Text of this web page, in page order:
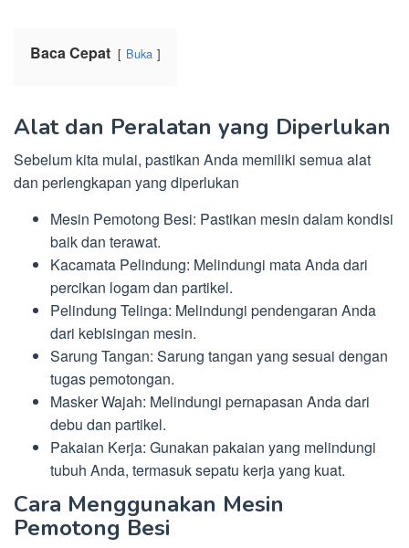
Baca Cepat Buka
Alat dan Peralatan yang Diperlukan
Sebelum kita mulai, pastikan Anda memiliki semua alat
dan perlengkapan yang diperlukan
Mesin Pemotong Besi: Pastikan mesin dalam kondisi
baik dan terawat.
Kacamata Pelindung: Melindungi mata Anda dari
percikan logam dan partikel.
Pelindung Telinga: Melindungi pendengaran Anda
dari kebisingan mesin.
Sarung Tangan: Sarung tangan yang sesuai dengan
tugas pemotongan.
Masker Wajah: Melindungi pernapasan Anda dari
debu dan partikel.
Pakaian Kerja: Gunakan pakaian yang melindungi
tubuh Anda, termasuk sepatu kerja yang kuat.
Cara Menggunakan Mesin
Pemotong Besi